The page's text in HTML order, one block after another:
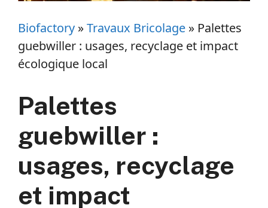
Biofactory »Travaux Bricolage » Palettes
guebwiller : usages, recyclage et impact
écologique local
Palettes
guebwiller :
usages, recyclage
et impact